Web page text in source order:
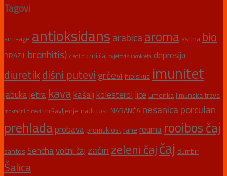
Tagovi
anti-age antioksidans arabicaaroma astma bio
BRAZIL bronhitis) cjedilo crni čaj cvjetovi suncokreta depresija
diuretikdišni putevi grčevi hibiskus imunitet
jabukajetra kavakašaljkolesterol lice Limenka limunska trava
mokraćni putevi mršavljenje nadutost NARANČA nesanicaporculan
prehladaprobava promuklost rane reuma rooibos čaj
santos Senchavoćni čaj začin zeleni čajčaj đumbir
Šalica